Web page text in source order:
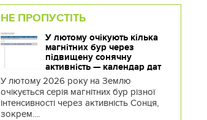
НЕ ПРОПУСТІТЬ
У лютому очікують кілька
магнітних бур через
підвищену сонячну
активність — календар дат
У лютому 2026 року на Землю
очікується серія магнітних бур різної
інтенсивності через активність Сонця,
зокрем....